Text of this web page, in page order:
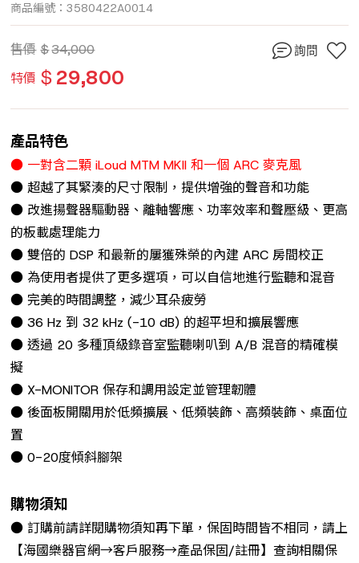
商品編號：3580422A0014
售價 $34,000
特價 $29,800
詢問
產品特色
● 一對含二顆 iLoud MTM MKII 和一個 ARC 麥克風
● 超越了其緊湊的尺寸限制，提供增強的聲音和功能
● 改進揚聲器驅動器、離軸響應、功率效率和聲壓級、更高
的板載處理能力
● 雙倍的 DSP 和最新的屢獲殊榮的內建 ARC 房間校正
● 為使用者提供了更多選項，可以自信地進行監聽和混音
● 完美的時間調整，減少耳朵疲勞
● 36 Hz 到 32 kHz (-10 dB) 的超平坦和擴展響應
● 透過 20 多種頂級錄音室監聽喇叭到 A/B 混音的精確模
擬
● X-MONITOR 保存和調用設定並管理韌體
● 後面板開關用於低頻擴展、低頻裝飾、高頻裝飾、桌面位
置
● 0-20度傾斜腳架
購物須知
● 訂購前請詳閱購物須知再下單，保固時間皆不相同，請上
【海國樂器官網→客戶服務→產品保固/註冊】查詢相關保